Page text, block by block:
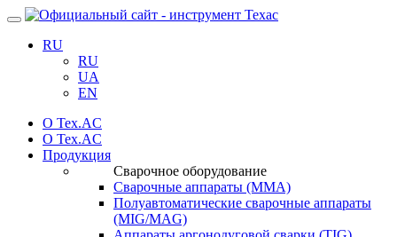
Навигация
RU
RU
UA
EN
О Tex.AC
О Tex.AC
Продукция
Сварочное оборудование
Сварочные аппараты (ММА)
Полуавтоматические сварочные аппараты
(MIG/MAG)